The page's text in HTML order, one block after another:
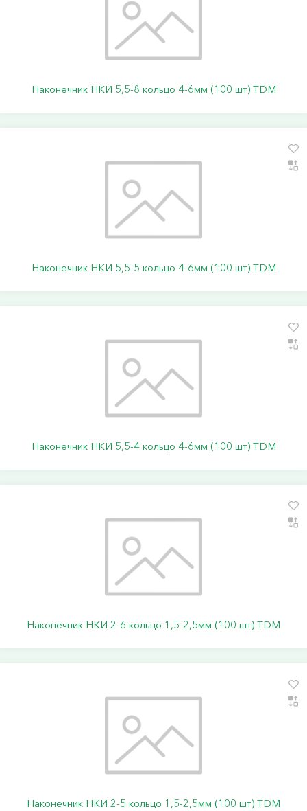
Наконечник НКИ 5,5-8 кольцо 4-6мм (100 шт) TDM
Наконечник НКИ 5,5-5 кольцо 4-6мм (100 шт) TDM
Наконечник НКИ 5,5-4 кольцо 4-6мм (100 шт) TDM
Наконечник НКИ 2-6 кольцо 1,5-2,5мм (100 шт) TDM
Наконечник НКИ 2-5 кольцо 1,5-2,5мм (100 шт) TDM